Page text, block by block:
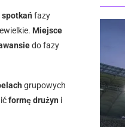
spotkań fazy
Miejsce
do fazy
grupowych
formędrużyn i